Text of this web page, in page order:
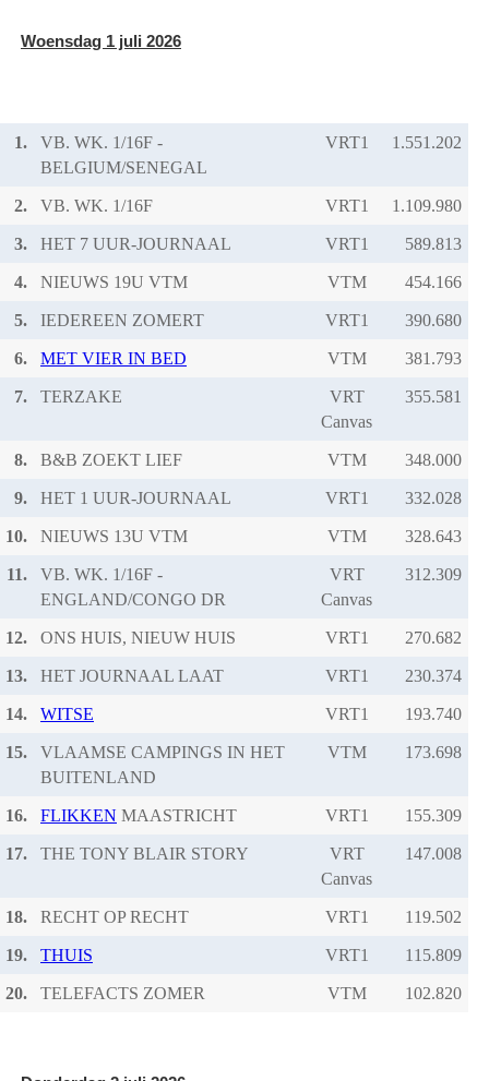
Woensdag 1 juli 2026
1.
VB. WK. 1/16F -
BELGIUM/SENEGAL
VRT1
2. VB. WK. 1/16F VRT1
3. HET 7 UUR-JOURNAAL VRT1
4. NIEUWS 19U VTM VTM
5. IEDEREEN ZOMERT VRT1
6. MET VIER IN BED VTM
7. TERZAKE
VRT
Canvas
8. B&B ZOEKT LIEF VTM
9. HET 1 UUR-JOURNAAL VRT1
10. NIEUWS 13U VTM VTM
11.
VB. WK. 1/16F -
ENGLAND/CONGO DR
VRT
Canvas
12. ONS HUIS, NIEUW HUIS VRT1
13. HET JOURNAAL LAAT VRT1
14. WITSE VRT1
15.
VLAAMSE CAMPINGS IN HET
BUITENLAND
VTM
16. FLIKKEN MAASTRICHT VRT1
17. THE TONY BLAIR STORY
VRT
Canvas
18. RECHT OP RECHT VRT1
19. THUIS VRT1
20. TELEFACTS ZOMER VTM